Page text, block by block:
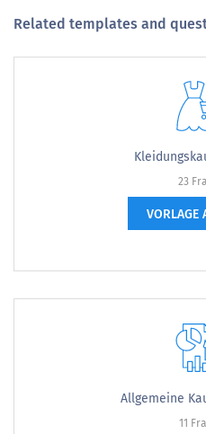
Related templates and
23
VORLAGE
Allgemeine
11